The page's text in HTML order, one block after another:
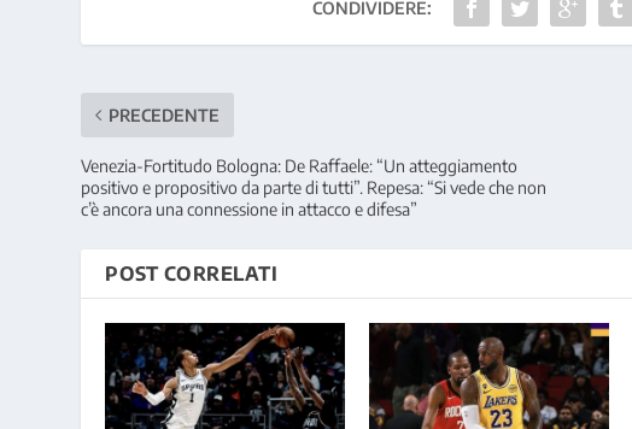
CONDIVIDERE:
PRECEDENTE
Venezia-Fortitudo Bologna: De Raffaele: “Un atteggiamento
positivo e propositivo da parte di tutti”. Repesa: “Si vede che non
c’è ancora una connessione in attacco e difesa”
POST CORRELATI